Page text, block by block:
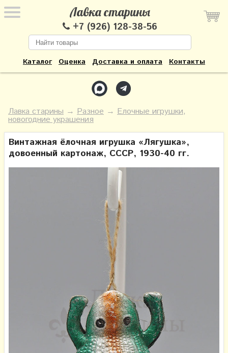
Лавка старины
+7 (926) 128-38-56
Каталог Оценка Доставка и оплата Контакты
Лавка старины → Разное → Елочные игрушки,
новогодние украшения
Винтажная ёлочная игрушка «Лягушка»,
довоенный картонаж, СССР, 1930-40 гг.